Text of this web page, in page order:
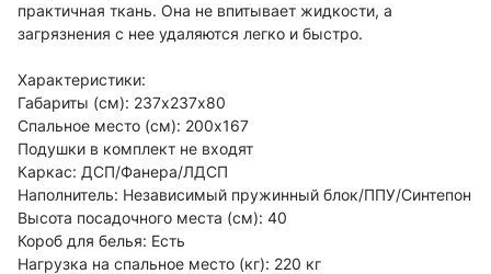
практичная ткань. Она не впитывает жидкости, а
загрязнения с нее удаляются легко и быстро.
Характеристики:
Габариты (см): 237х237х80
Спальное место (см): 200х167
Подушки в комплект не входят
Каркас: ДСП/Фанера/ЛДСП
Наполнитель: Независимый пружинный блок/ППУ/Синтепон
Высота посадочного места (см): 40
Короб для белья: Есть
Нагрузка на спальное место (кг): 220 кг